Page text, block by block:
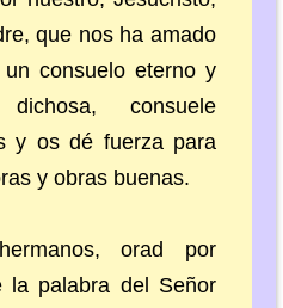
que nos ha amado
consuelo eterno y
consuele
y os dé fuerza para
y obras buenas.
orad por
la palabra del Señor